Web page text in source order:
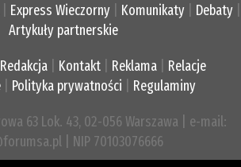
Express Wieczorny Komunikaty Debaty
Artykuły partnerskie
Redakcja Kontakt Reklama
Relacje
| Polityka prywatności Regulaminy
63 Lok. 43, 02-056 Warszawa | e-mail:
| NIP 70103076666